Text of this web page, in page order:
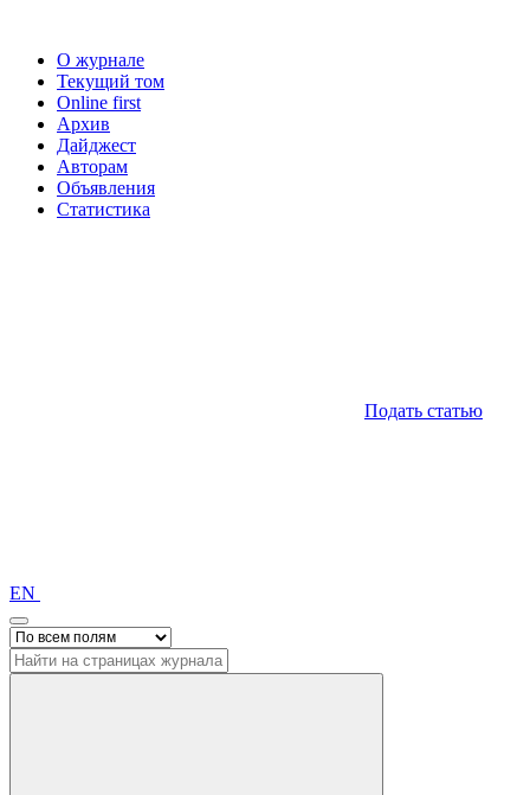
О журнале
Текущий том
Online first
Архив
Дайджест
Авторам
Объявления
Статистика
Подать статью
EN